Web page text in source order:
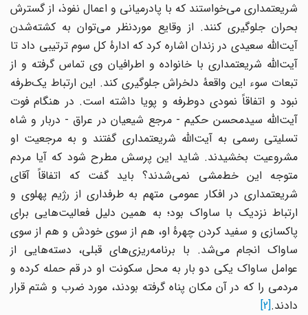
شریعتمداری می‌خواستند که با پادرمیانی و اعمال نفوذ، از گسترش
بحران جلوگیری کنند. از وقایع موردنظر می‌توان به کشته‌شدن
آیت‌الله سعیدی در زندان اشاره کرد که ادارهٔ کل سوم ترتیبی داد تا
آیت‌الله شریعتمداری با خانواده و اطرافیان وی تماس گرفته و از
تبعات سوء این واقعهٔ دلخراش جلوگیری کند. این ارتباط یک‌طرفه
نبود و اتفاقاً نمودی دوطرفه و پویا داشته است. در هنگام فوت
آیت‌الله سیدمحسن حکیم - مرجع شیعیان در عراق - دربار و شاه
تسلیتی رسمی به آیت‌الله شریعتمداری گفتند و به مرجعیت او
مشروعیت بخشیدند. شاید این پرسش مطرح شود که آیا مردم
متوجه این خط‌مشی نمی‌شدند؟ باید گفت که اتفاقاً آقای
شریعتمداری در افکار عمومی متهم به طرفداری از رژیم پهلوی و
ارتباط نزدیک با ساواک بود؛ به همین دلیل فعالیت‌هایی برای
پاکسازی و سفید کردن چهرهٔ او، هم از سوی خودش و هم از سوی
ساواک انجام می‌شد. با برنامه‌ریزی‌های قبلی، دسته‌هایی از
عوامل ساواک یکی دو بار به محل سکونت او در قم حمله کرده و
مردمی را که در آن مکان پناه گرفته بودند، مورد ضرب و شتم قرار
دادند.[2]